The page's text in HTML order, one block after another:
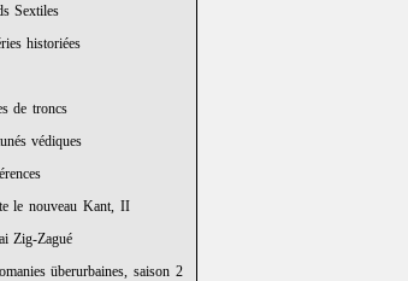
Sextiles
historiées
de troncs
védiques
le nouveau Kant, II
Zig-Zagué
überurbaines, saison 2